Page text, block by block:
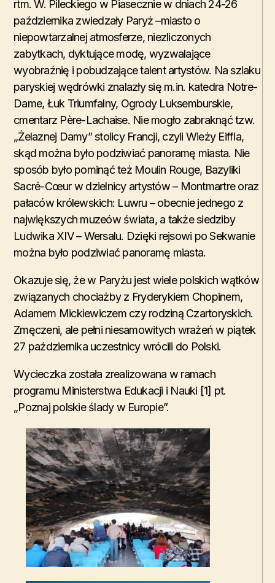
rtm. W. Pileckiego w Piasecznie w dniach 24-26
października zwiedzały Paryż –miasto o
niepowtarzalnej atmosferze, niezliczonych
zabytkach, dyktujące modę, wyzwalające
wyobraźnię i pobudzające talent artystów. Na szlaku
paryskiej wędrówki znalazły się m.in. katedra Notre-
Dame, Łuk Triumfalny, Ogrody Luksemburskie,
cmentarz Père-Lachaise. Nie mogło zabraknąć tzw.
„Żelaznej Damy” stolicy Francji, czyli Wieży Eiffla,
skąd można było podziwiać panoramę miasta. Nie
sposób było pominąć też Moulin Rouge, Bazyliki
Sacré-Cœur w dzielnicy artystów – Montmartre oraz
pałaców królewskich: Luwru – obecnie jednego z
największych muzeów świata, a także siedziby
Ludwika XIV – Wersalu. Dzięki rejsowi po Sekwanie
można było podziwiać panoramę miasta.
Okazuje się, że w Paryżu jest wiele polskich wątków
związanych chociażby z Fryderykiem Chopinem,
Adamem Mickiewiczem czy rodziną Czartoryskich.
Zmęczeni, ale pełni niesamowitych wrażeń w piątek
27 października uczestnicy wrócili do Polski.
Wycieczka została zrealizowana w ramach
programu Ministerstwa Edukacji i Nauki [1] pt.
„Poznaj polskie ślady w Europie”.